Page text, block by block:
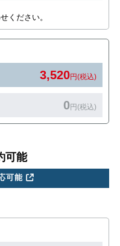
ください。
3,520円(税込)
0円(税込)
可能
可能